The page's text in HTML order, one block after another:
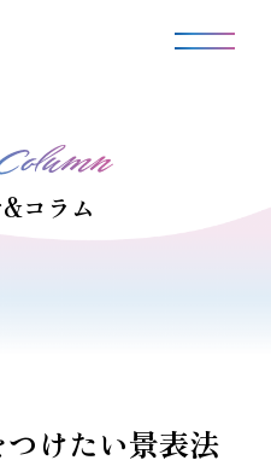
コラム
けたい景表法